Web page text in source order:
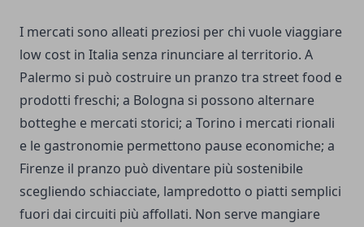
I mercati sono alleati preziosi per chi vuole viaggiare
low cost in Italia senza rinunciare al territorio. A
Palermo si può costruire un pranzo tra street food e
prodotti freschi; a Bologna si possono alternare
botteghe e mercati storici; a Torino i mercati rionali
e le gastronomie permettono pause economiche; a
Firenze il pranzo può diventare più sostenibile
scegliendo schiacciate, lampredotto o piatti semplici
fuori dai circuiti più affollati. Non serve mangiare